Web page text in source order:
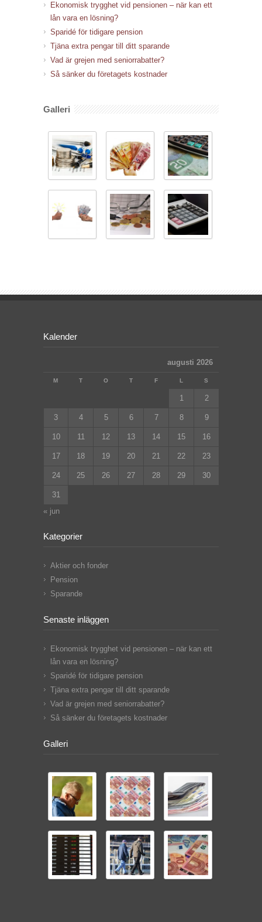
Ekonomisk trygghet vid pensionen – när kan ett
lån vara en lösning?
Sparidé för tidigare pension
Tjäna extra pengar till ditt sparande
Vad är grejen med seniorrabatter?
Så sänker du företagets kostnader
Galleri
Kalender
augusti 2026
M T O T F L S
1 2
3 4 5 6 7 8 9
10 11 12 13 14 15 16
17 18 19 20 21 22 23
24 25 26 27 28 29 30
31
« jun
Kategorier
Aktier och fonder
Pension
Sparande
Senaste inläggen
Ekonomisk trygghet vid pensionen – när kan ett
lån vara en lösning?
Sparidé för tidigare pension
Tjäna extra pengar till ditt sparande
Vad är grejen med seniorrabatter?
Så sänker du företagets kostnader
Galleri